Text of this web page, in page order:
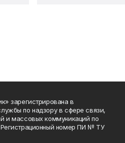
зарегистрирована в
по надзору в сфере связи,
и массовых коммуникаций по
номер ПИ № ТУ